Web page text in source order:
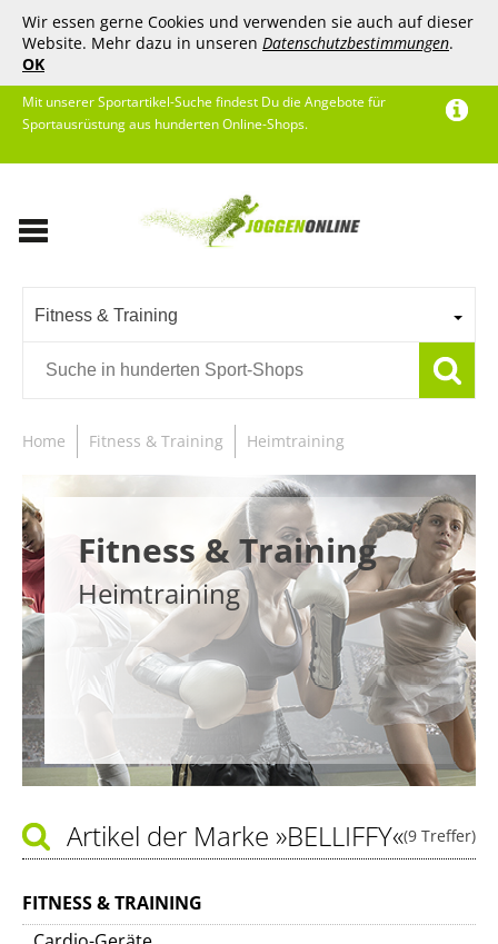
Wir essen gerne Cookies und verwenden sie auch auf dieser
Website. Mehr dazu in unseren Datenschutzbestimmungen.
OK
Mit unserer Sportartikel-Suche findest Du die Angebote für
Sportausrüstung aus hunderten Online-Shops.
Fitness & Training
Home Fitness & Training Heimtraining
Fitness & Training
Heimtraining
(9 Treffer)
Artikel der Marke »BELLIFFY«
FITNESS & TRAINING